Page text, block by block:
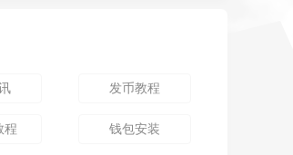
发币教程
程 钱包安装